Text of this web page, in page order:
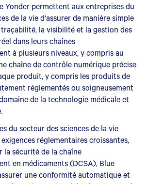
Yonder permettent aux entreprises du
de la vie d'assurer de manière simple
la visibilité et la gestion des
dans leurs chaînes
à plusieurs niveaux, y compris au
chaîne de contrôle numérique précise
produit, y compris les produits de
réglementés ou soigneusement
de la technologie médicale et
du secteur des sciences de la vie
réglementaires croissantes,
la sécurité de la chaîne
en médicaments (DCSA), Blue
une conformité automatique et